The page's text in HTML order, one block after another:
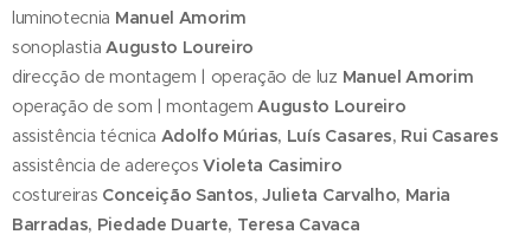
luminotecnia Manuel Amorim
sonoplastia Augusto Loureiro
direcção de montagem | operação de luz Manuel Amorim
operação de som | montagem Augusto Loureiro
assistência técnica Adolfo Múrias, Luís Casares, Rui Casares
assistência de adereçosVioleta Casimiro
costureiras Conceição Santos, Julieta Carvalho, Maria
Barradas, Piedade Duarte, Teresa Cavaca